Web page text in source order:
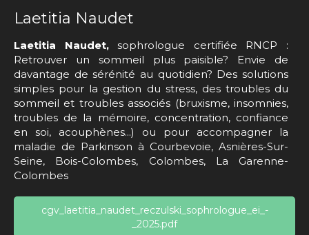
Laetitia Naudet
Laetitia Naudet,sophrologue certifiée RNCP :
Retrouver un sommeil plus paisible? Envie de
davantage de sérénité au quotidien? Des solutions
simples pour la gestion du stress, des troubles du
sommeil et troubles associés (bruxisme, insomnies,
troubles de la mémoire, concentration, confiance
en soi, acouphènes...) ou pour accompagner la
maladie de Parkinson à Courbevoie, Asnières-Sur-
Seine, Bois-Colombes, Colombes, La Garenne-
Colombes
cgv_laetitia_naudet_reczulski_sophrologue_ei_-
_2025.pdf